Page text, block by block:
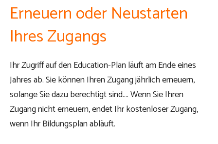
Erneuern oder Neustarten
Ihres Zugangs
Ihr Zugriff auf den Education-Plan läuft am Ende eines
Jahres ab. Sie können Ihren Zugang jährlich erneuern,
solange Sie dazu berechtigt sind…. Wenn Sie Ihren
Zugang nicht erneuern, endet Ihr kostenloser Zugang,
wenn Ihr Bildungsplan abläuft.